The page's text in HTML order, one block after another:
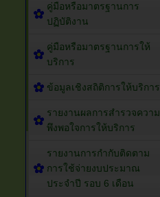
คู่มือหรือมาตรฐานการ
ปฏิบัติงาน
คู่มือหรือมาตรฐานการให้
บริการ
ข้อมูลเชิงสถิติการให้บริการ
รายงานผลการสำรวจความ
พึงพอใจการให้บริการ
รายงานการกำกับติดตาม
การใช้จ่ายงบประมาณ
ประจำปี รอบ 6 เดือน